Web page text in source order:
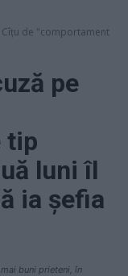
Cîțu de "comportament
pe
tip
luni îl
ia șefia
buni prieteni, în